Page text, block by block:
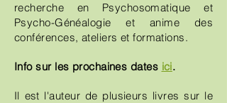
recherche en Psychosomatique et
Psycho-Généalogie et anime des
conférences, ateliers et formations.
Info sur les prochaines dates ici.
Il est l'auteur de plusieurs livres sur le